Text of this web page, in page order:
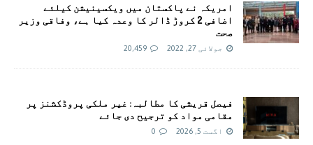
امريکہ نے پاکستان میں ویکسینیشن کیلئے
اضافی 2 کروڑ ڈالر کا وعدہ کیا ہے، وفاقی وزیر
صحت
جولائی 27, 2022 20,459
فیصل قریشی کا مطالبہ: غیر ملکی پروڈکشنز پر
مقامی مواد کو ترجیح دی جائے
اگست 5, 2026 0